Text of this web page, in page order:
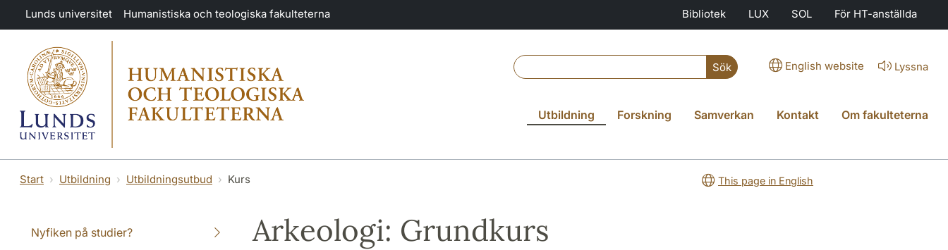
Hoppa till huvudinnehåll
Lunds universitet Humanistiska och teologiska fakulteterna Bibliotek LUX SOL För HT-anställda
Sök English website Lyssna
Utbildning Forskning Samverkan Kontakt Om fakulteterna
Start Utbildning Utbildningsutbud Kurs This page in English
Nyfiken på studier? Arkeologi: Grundkurs